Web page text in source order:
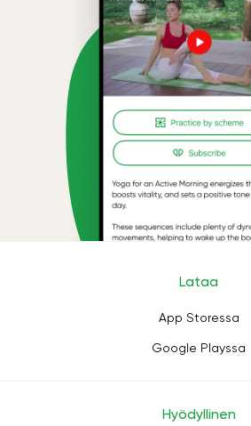
Lataa
App Storessa
Google Playssa
Hyödyllinen